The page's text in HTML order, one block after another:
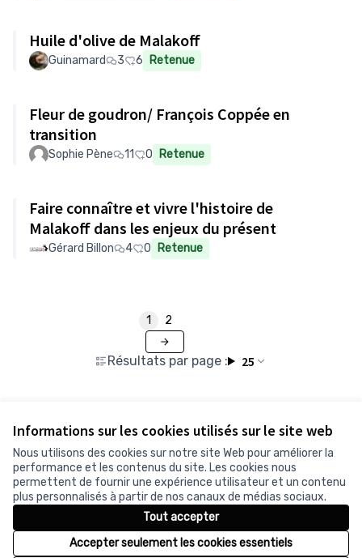
Informations sur les cookies utilisés sur le site web
Nous utilisons des cookies sur notre site Web pour améliorer la
performance et les contenus du site. Les cookies nous
permettent de fournir une expérience utilisateur et un contenu
plus personnalisés à partir de nos canaux de médias sociaux.
Tout accepter
Accepter seulement les cookies essentiels
Huile d'olive de Malakoff
Guinamard 3 6 Retenue
Fleur de goudron/ François Coppée en
transition
Sophie Pène 11 0 Retenue
Faire connaître et vivre l'histoire de
Malakoff dans les enjeux du présent
Gérard Billon 4 0 Retenue
Résultats par page : 25
1 2
Voir toutes les propositions retirées
Conditions d'utilisation
Paramètres des cookies